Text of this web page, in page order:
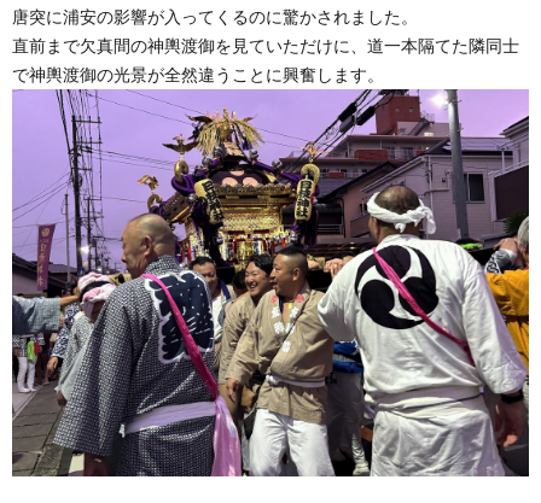
唐突に浦安の影響が入ってくるのに驚かされました。
直前まで欠真間の神輿渡御を見ていただけに、道一本隔てた隣同士
で神輿渡御の光景が全然違うことに興奮します。